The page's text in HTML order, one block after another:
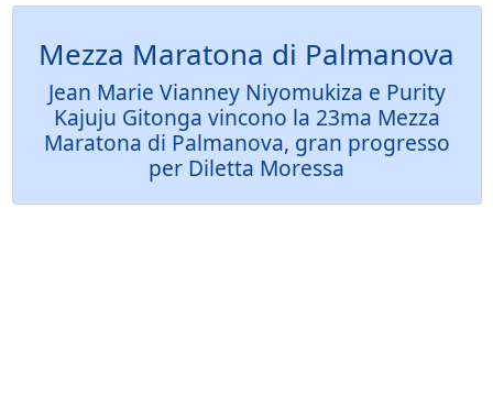
Mezza Maratona di Palmanova
Jean Marie Vianney Niyomukiza e Purity
Kajuju Gitonga vincono la 23ma Mezza
Maratona di Palmanova, gran progresso
per Diletta Moressa